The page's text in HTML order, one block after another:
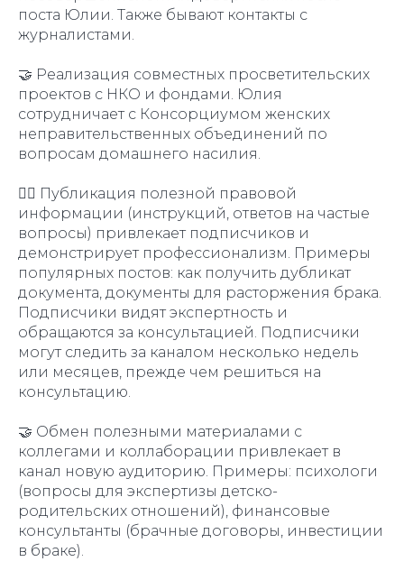
поста Юлии. Также бывают контакты с
журналистами.
🤝 Реализация совместных просветительских
проектов с НКО и фондами. Юлия
сотрудничает с Консорциумом женских
неправительственных объединений по
вопросам домашнего насилия.
👨‍⚖️ Публикация полезной правовой
информации (инструкций, ответов на частые
вопросы) привлекает подписчиков и
демонстрирует профессионализм. Примеры
популярных постов: как получить дубликат
документа, документы для расторжения брака.
Подписчики видят экспертность и
обращаются за консультацией. Подписчики
могут следить за каналом несколько недель
или месяцев, прежде чем решиться на
консультацию.
🤝 Обмен полезными материалами с
коллегами и коллаборации привлекает в
канал новую аудиторию. Примеры: психологи
(вопросы для экспертизы детско-
родительских отношений), финансовые
консультанты (брачные договоры, инвестиции
в браке).